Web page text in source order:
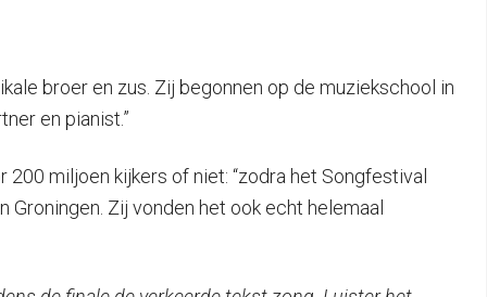
broer en zus. Zij begonnen op de muziekschool in
en pianist.”
miljoen kijkers of niet: “zodra het Songfestival
Zij vonden het ook echt helemaal